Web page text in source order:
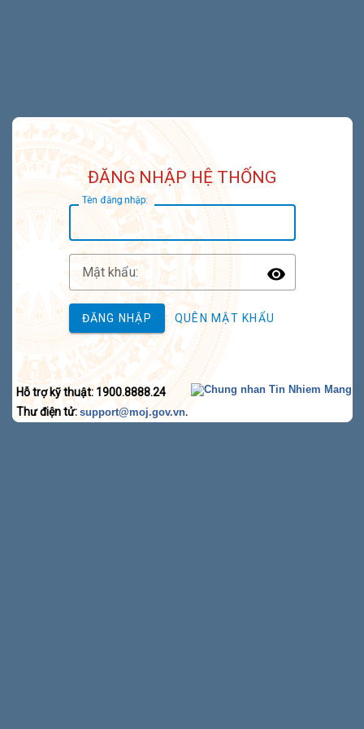
ĐĂNG NHẬP HỆ THỐNG
Tên đăng nhập:
Mật khẩu:
Toggle
ĐĂNG NHẬP QUÊN MẬT KHẨU
Hỗ trợ kỹ thuật: 1900.8888.24
Thư điện tử: support@moj.gov.vn.